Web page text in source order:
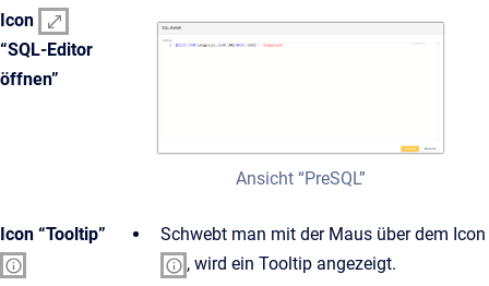
Icon
“SQL-Editor
öffnen”
Ansicht “PreSQL”
Icon “Tooltip”
Schwebt man mit der Maus über dem Icon
, wird ein Tooltip angezeigt.